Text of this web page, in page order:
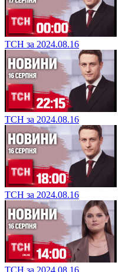
ТСН за 2024.08.16
ТСН за 2024.08.16
ТСН за 2024.08.16
ТСН за 2024.08.16